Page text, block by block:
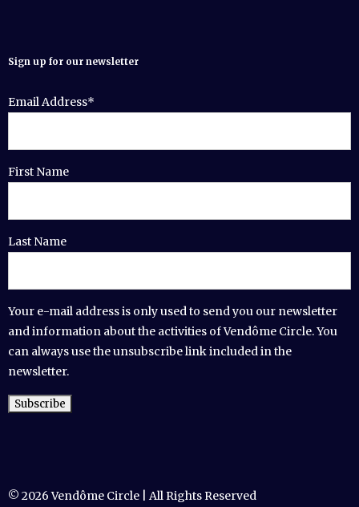
Sign up for our newsletter
Email Address*
First Name
Last Name
Your e-mail address is only used to send you our newsletter
and information about the activities of Vendôme Circle. You
can always use the unsubscribe link included in the
newsletter.
© 2026 Vendôme Circle | All Rights Reserved